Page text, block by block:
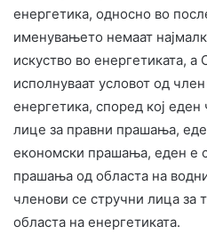
енергетика, односно во
именувањето немаат
искуство во енергетиката,
исполнуваат условот од
енергетика, според кој
лице за правни прашања,
економски прашања, еден е
прашања од областа на
членови се стручни лица за
областа на енергетиката.